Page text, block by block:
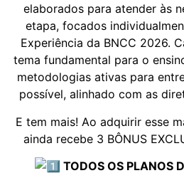
elaborados para atender às
etapa, focados
Experiência da BNCC 2026.
tema fundamental para o
metodologias ativas para
possível, alinhado com as
E tem mais! Ao adquirir esse
ainda recebe 3 BÔNUS
TODOS OS PLANOS